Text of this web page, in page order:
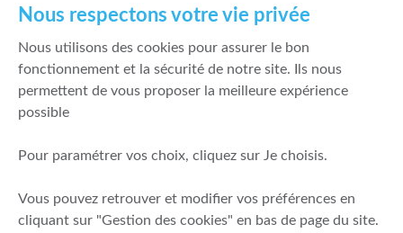
Politique de meilleure sélection
Politique de durabilité
Fonds de garantie des dépôts et de résolution
Mentions légales
Prévention de la fraude
Nous respectons votre vie privée
Nous utilisons des cookies pour assurer le bon
fonctionnement et la sécurité de notre site. Ils nous
permettent de vous proposer la meilleure expérience
possible
Pour paramétrer vos choix, cliquez sur Je choisis.
Vous pouvez retrouver et modifier vos préférences en
cliquant sur "Gestion des cookies" en bas de page du site.